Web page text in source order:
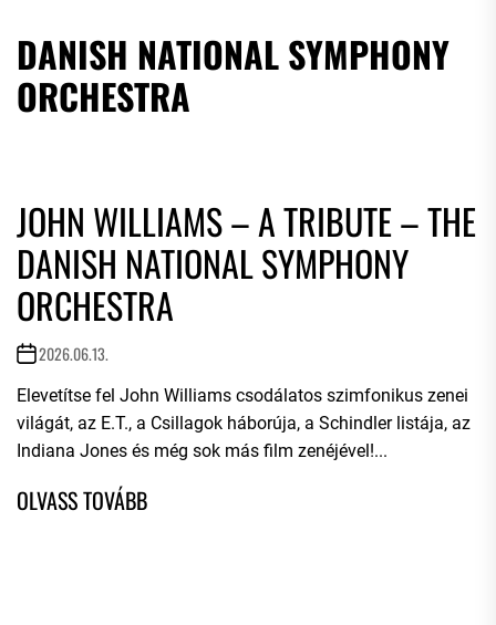
DANISH NATIONAL SYMPHONY
ORCHESTRA
JOHN WILLIAMS – A TRIBUTE – THE
DANISH NATIONAL SYMPHONY
ORCHESTRA
2026.06.13.
Elevetítse fel John Williams csodálatos szimfonikus zenei
világát, az E.T., a Csillagok háborúja, a Schindler listája, az
Indiana Jones és még sok más film zenéjével!...